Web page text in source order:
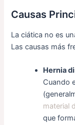
Causas
La ciática no es
Las causas más
Hernia
Cuando
material
que